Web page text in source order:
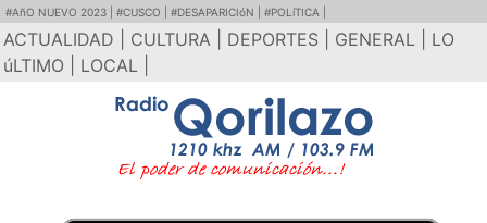
#AñO NUEVO 2023 | #CUSCO | #DESAPARICIóN | #POLíTICA |
ACTUALIDAD | CULTURA | DEPORTES | GENERAL | LO
úLTIMO | LOCAL |